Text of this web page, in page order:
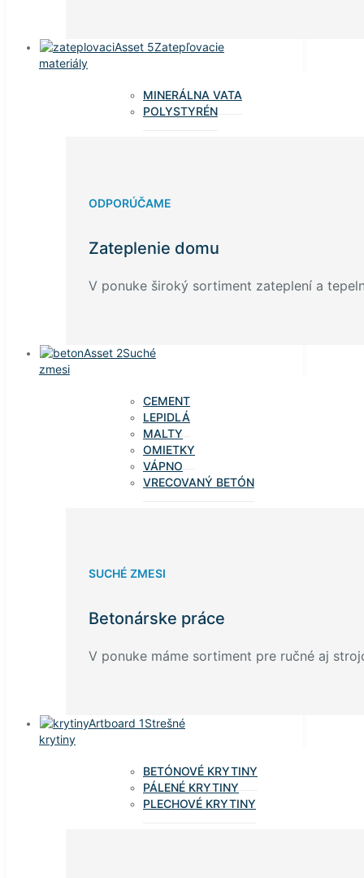
Zatepľovacie
materiály
MINERÁLNA VATA
POLYSTYRÉN
ODPORÚČAME
Zateplenie domu
V ponuke široký sortiment zateplení a
Suché
zmesi
CEMENT
LEPIDLÁ
MALTY
OMIETKY
VÁPNO
VRECOVANÝ BETÓN
SUCHÉ ZMESI
Betonárske práce
V ponuke máme sortiment pre ručné aj
Strešné
krytiny
BETÓNOVÉ KRYTINY
PÁLENÉ KRYTINY
PLECHOVÉ KRYTINY